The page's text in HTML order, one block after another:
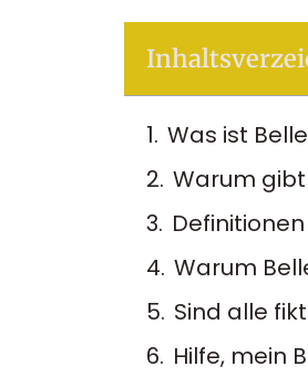
Was ist
Warum
Warum
Sind alle
Hilfe, mein